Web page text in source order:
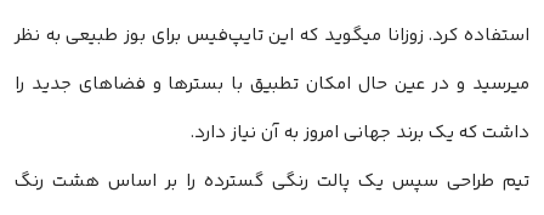
استفاده کرد. زوزانا میگوید که این تایپ‌فیس برای بوز طبیعی به نظر
میرسید و در عین حال امکان تطبیق با بسترها و فضاهای جدید را
داشت که یک برند جهانی امروز به آن نیاز دارد.
تیم طراحی سپس یک پالت رنگی گسترده را بر اساس هشت رنگ